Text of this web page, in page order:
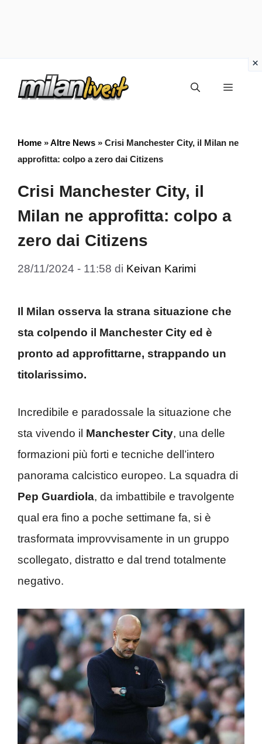
Menu
Home »Altre News » Crisi Manchester City, il Milan ne
approfitta: colpo a zero dai Citizens
Crisi Manchester City, il
Milan ne approfitta: colpo a
zero dai Citizens
28/11/2024 - 11:58 di Keivan Karimi
Il Milan osserva la strana situazione che
sta colpendo il Manchester City ed è
pronto ad approfittarne, strappando un
titolarissimo.
Incredibile e paradossale la situazione che
sta vivendo il Manchester City, una delle
formazioni più forti e tecniche dell’intero
panorama calcistico europeo. La squadra di
Pep Guardiola, da imbattibile e travolgente
qual era fino a poche settimane fa, si è
trasformata improvvisamente in un gruppo
scollegato, distratto e dal trend totalmente
negativo.